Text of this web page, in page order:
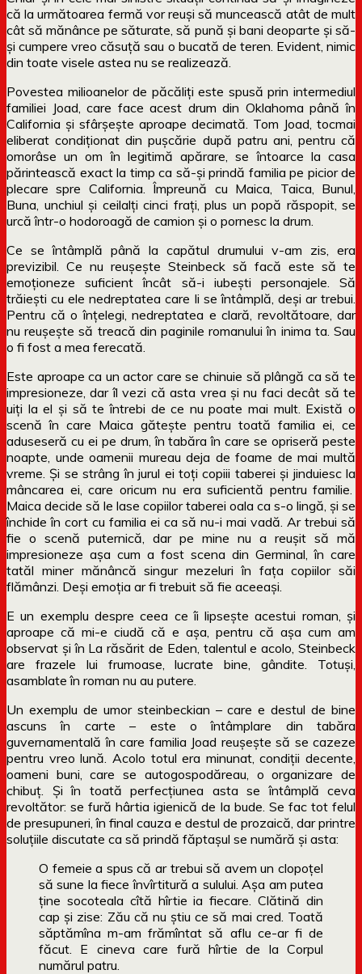
că la următoarea fermă vor reuși să muncească atât de mult
cât să mănânce pe săturate, să pună și bani deoparte și să-
și cumpere vreo căsuță sau o bucată de teren. Evident, nimic
din toate visele astea nu se realizează.
Povestea milioanelor de păcăliți este spusă prin intermediul
familiei Joad, care face acest drum din Oklahoma până în
California și sfârșește aproape decimată. Tom Joad, tocmai
eliberat condiționat din pușcărie după patru ani, pentru că
omorâse un om în legitimă apărare, se întoarce la casa
părintească exact la timp ca să-și prindă familia pe picior de
plecare spre California. Împreună cu Maica, Taica, Bunul,
Buna, unchiul și ceilalți cinci frați, plus un popă răspopit, se
urcă într-o hodoroagă de camion și o pornesc la drum.
Ce se întâmplă până la capătul drumului v-am zis, era
previzibil. Ce nu reușește Steinbeck să facă este să te
emoționeze suficient încât să-i iubești personajele. Să
trăiești cu ele nedreptatea care li se întâmplă, deși ar trebui.
Pentru că o înțelegi, nedreptatea e clară, revoltătoare, dar
nu reușește să treacă din paginile romanului în inima ta. Sau
o fi fost a mea ferecată.
Este aproape ca un actor care se chinuie să plângă ca să te
impresioneze, dar îl vezi că asta vrea și nu faci decât să te
uiți la el și să te întrebi de ce nu poate mai mult. Există o
scenă în care Maica gătește pentru toată familia ei, ce
aduseseră cu ei pe drum, în tabăra în care se opriseră peste
noapte, unde oamenii mureau deja de foame de mai multă
vreme. Și se strâng în jurul ei toți copiii taberei și jinduiesc la
mâncarea ei, care oricum nu era suficientă pentru familie.
Maica decide să le lase copiilor taberei oala ca s-o lingă, și se
închide în cort cu familia ei ca să nu-i mai vadă. Ar trebui să
fie o scenă puternică, dar pe mine nu a reușit să mă
impresioneze așa cum a fost scena din Germinal, în care
tatăl miner mănâncă singur mezeluri în fața copiilor săi
flămânzi. Deși emoția ar fi trebuit să fie aceeași.
E un exemplu despre ceea ce îi lipsește acestui roman, și
aproape că mi-e ciudă că e așa, pentru că așa cum am
observat și în La răsărit de Eden, talentul e acolo, Steinbeck
are frazele lui frumoase, lucrate bine, gândite. Totuși,
asamblate în roman nu au putere.
Un exemplu de umor steinbeckian – care e destul de bine
ascuns în carte – este o întâmplare din tabăra
guvernamentală în care familia Joad reușește să se cazeze
pentru vreo lună. Acolo totul era minunat, condiții decente,
oameni buni, care se autogospodăreau, o organizare de
chibuț. Și în toată perfecțiunea asta se întâmplă ceva
revoltător: se fură hârtia igienică de la bude. Se fac tot felul
de presupuneri, în final cauza e destul de prozaică, dar printre
soluțiile discutate ca să prindă făptașul se numără și asta:
O femeie a spus că ar trebui să avem un clopoţel
să sune la fiece învîrtitură a sulului. Aşa am putea
ţine socoteala cîtă hîrtie ia fiecare. Clătină din
cap şi zise: Zău că nu ştiu ce să mai cred. Toată
săptămîna m-am frămîntat să aflu ce-ar fi de
făcut. E cineva care fură hîrtie de la Corpul
numărul patru.